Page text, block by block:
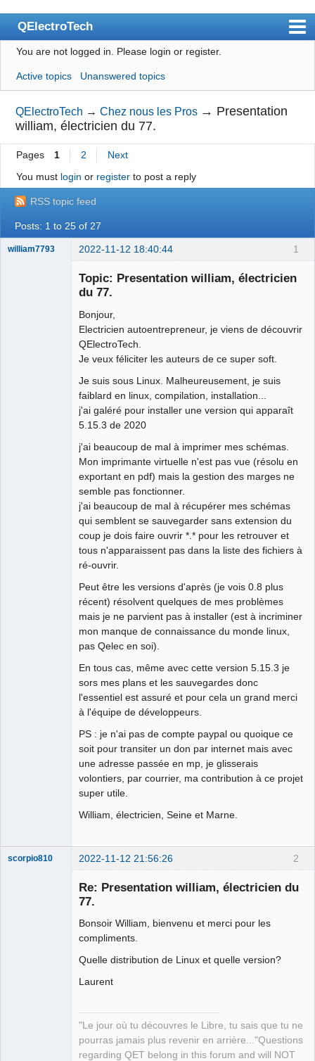
QElectroTech
Index
User list
Search
Register
Login
Site officiel
Wiki
BugTracker
Manual 0.8_cs
Google_Search
You are not logged in. Please login or register.
Active topics Unanswered topics
QElectroTech →Chez nous les Pros → Presentation
william, électricien du 77.
Pages 1 2
Next
You must login or registerto post a reply
RSS topic feed
Posts: 1 to 25 of 27
1
william7793 2022-11-12 18:40:44
Topic: Presentation william, électricien
du 77.
Bonjour,
Electricien autoentrepreneur, je viens de découvrir
QElectroTech.
Je veux féliciter les auteurs de ce super soft.
Je suis sous Linux. Malheureusement, je suis
faiblard en linux, compilation, installation...
j'ai galéré pour installer une version qui apparaît
5.15.3 de 2020
j'ai beaucoup de mal à imprimer mes schémas.
Mon imprimante virtuelle n'est pas vue (résolu en
exportant en pdf) mais la gestion des marges ne
semble pas fonctionner.
j'ai beaucoup de mal à récupérer mes schémas
qui semblent se sauvegarder sans extension du
coup je dois faire ouvrir *.* pour les retrouver et
tous n'apparaissent pas dans la liste des fichiers à
ré-ouvrir.
Peut être les versions d'après (je vois 0.8 plus
récent) résolvent quelques de mes problèmes
mais je ne parvient pas à installer (est à incriminer
mon manque de connaissance du monde linux,
pas Qelec en soi).
En tous cas, même avec cette version 5.15.3 je
sors mes plans et les sauvegardes donc
l'essentiel est assuré et pour cela un grand merci
à l'équipe de développeurs.
PS : je n'ai pas de compte paypal ou quoique ce
soit pour transiter un don par internet mais avec
une adresse passée en mp, je glisserais
volontiers, par courrier, ma contribution à ce projet
super utile.
William, électricien, Seine et Marne.
2
scorpio810 2022-11-12 21:56:26
Re: Presentation william, électricien du
77.
Bonsoir William, bienvenu et merci pour les
compliments.
Quelle distribution de Linux et quelle version?
Laurent
"Le jour où tu découvres le Libre, tu sais que tu ne
pourras jamais plus revenir en arrière..."Questions
regarding QET belong in this forum and will NOT